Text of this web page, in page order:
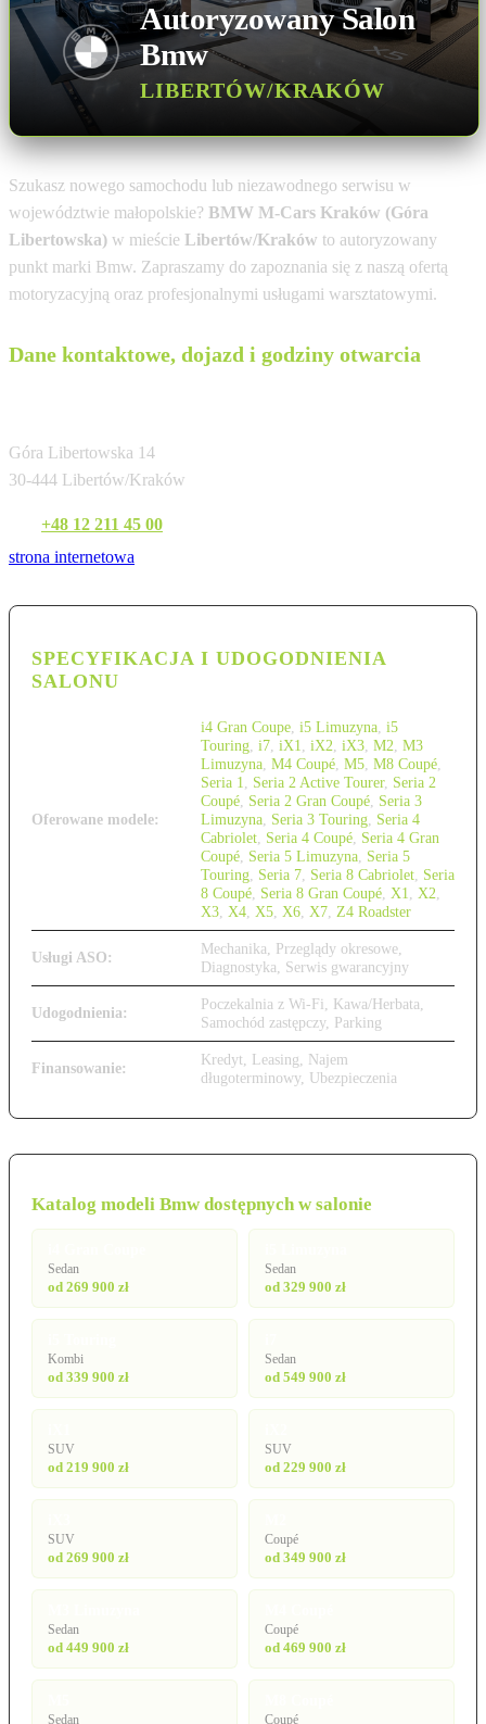
Autoryzowany Salon
Bmw
LIBERTÓW/KRAKÓW
Szukasz nowego samochodu lub niezawodnego serwisu w
województwie małopolskie? BMW M-Cars Kraków (Góra
Libertowska) w mieście Libertów/Kraków to autoryzowany
punkt marki Bmw. Zapraszamy do zapoznania się z naszą ofertą
motoryzacyjną oraz profesjonalnymi usługami warsztatowymi.
Dane kontaktowe, dojazd i godziny otwarcia
Góra Libertowska 14
30-444 Libertów/Kraków
+48 12 211 45 00
strona internetowa
SPECYFIKACJA I UDOGODNIENIA
SALONU
Oferowane modele:
i4 Gran Coupe i5 Limuzyna i5
Touring i7 iX1 iX2 iX3 M2 M3
Limuzyna M4 Coupé M5 M8 Coupé
Seria 1
Seria 2 Active Tourer, Seria 2
Coupé Seria 2 Gran Coupé Seria 3
Limuzyna Seria 3 Touring Seria 4
Cabriolet Seria 4 Coupé Seria 4 Gran
Coupé Seria 5 Limuzyna Seria 5
Touring Seria 7 Seria 8 Cabriolet Seria
8 Coupé Seria 8 Gran Coupé X1 X2
X3 X4 X5 X6 X7 Z4 Roadster
Usługi ASO:
Mechanika, Przeglądy okresowe,
Diagnostyka, Serwis gwarancyjny
Udogodnienia:
Poczekalnia z Wi-Fi, Kawa/Herbata,
Samochód zastępczy, Parking
Finansowanie:
Kredyt, Leasing, Najem
długoterminowy, Ubezpieczenia
Katalog modeli Bmw dostępnych w salonie
Sedan
od 269 900 zł
Sedan
od 329 900 zł
Kombi
od 339 900 zł
Sedan
od 549 900 zł
SUV
od 219 900 zł
SUV
od 229 900 zł
SUV
od 269 900 zł
Coupé
od 349 900 zł
Sedan
od 449 900 zł
Coupé
od 469 900 zł
Sedan Coupé